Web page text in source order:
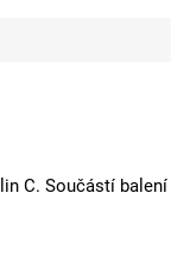
C. Součástí balení